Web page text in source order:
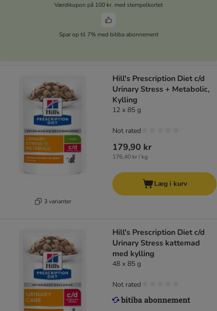
Værdikupon på 100 kr. med stempelkortet
Spar op til 7% med bitiba abonnement
3 varianter
Hill's Prescription Diet c/d
Urinary Stress + Metabolic,
Kylling
12 x 85 g
179,90 kr
176,40 kr / kg
Not rated
Læg i kurv
Hill's Prescription Diet c/d
Urinary Stress kattemad
med kylling
48 x 85 g
Not rated